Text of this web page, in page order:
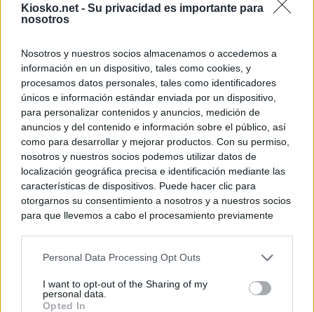
Kiosko.net - Su privacidad es importante para
nosotros
Nosotros y nuestros socios almacenamos o accedemos a
información en un dispositivo, tales como cookies, y
procesamos datos personales, tales como identificadores
únicos e información estándar enviada por un dispositivo,
para personalizar contenidos y anuncios, medición de
anuncios y del contenido e información sobre el público, así
como para desarrollar y mejorar productos. Con su permiso,
nosotros y nuestros socios podemos utilizar datos de
localización geográfica precisa e identificación mediante las
características de dispositivos. Puede hacer clic para
otorgarnos su consentimiento a nosotros y a nuestros socios
para que llevemos a cabo el procesamiento previamente
negar su consentimiento. Tenga en cuenta que algún
de su consentimiento, pero usted tiene el derecho de
rechazar tal procesamiento. Sus preferencias se aplicarán
Personal Data Processing Opt Outs
I want to opt-out of the Sharing of my
personal data.
Opted In